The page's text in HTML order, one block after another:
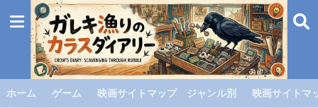
ホーム ゲーム 映画サイトマップ ジャンル別 映画サイト